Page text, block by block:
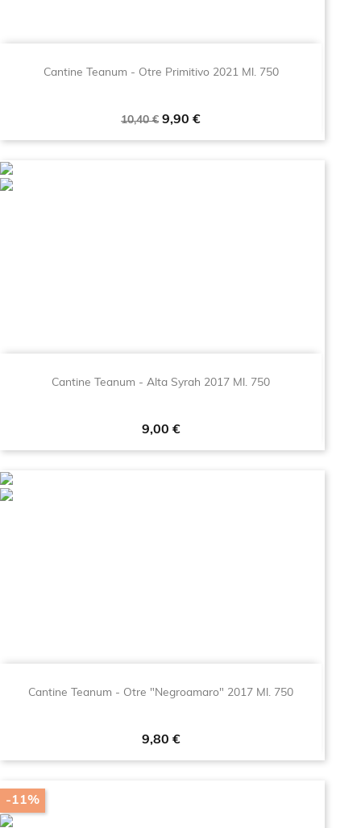
Cantine Teanum - Otre Primitivo 2021 Ml. 750
Prezzo
10,40 € Prezzo
9,90 €
Cantine Teanum - Alta Syrah 2017 Ml. 750
Prezzo
9,00 €
Cantine Teanum - Otre "Negroamaro" 2017 Ml. 750
Prezzo
9,80 €
-11%